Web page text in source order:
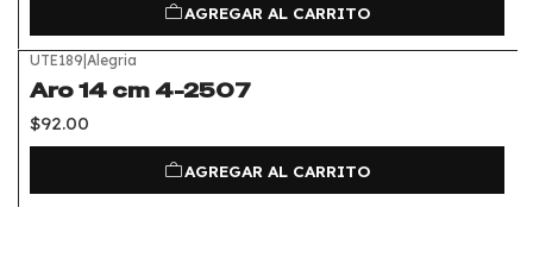
AGREGAR AL CARRITO
UTE189|Alegria
Aro 14 cm 4-2507
$92.00
AGREGAR AL CARRITO